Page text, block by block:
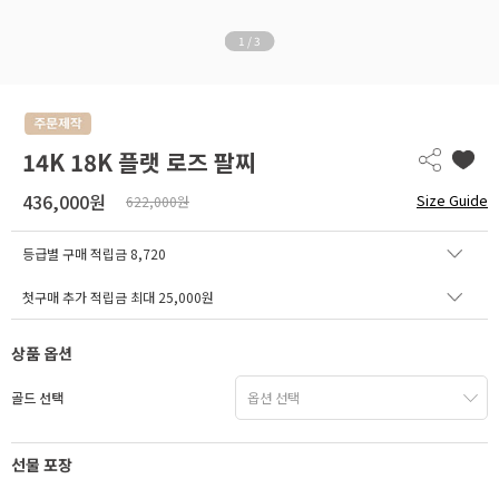
1 / 3
14K 18K 플랫 로즈 팔찌
436,000원 622,000원 Size Guide
등급별 구매 적립금 8,720
첫구매 추가 적립금 최대 25,000원
상품 옵션
골드 선택
선물 포장